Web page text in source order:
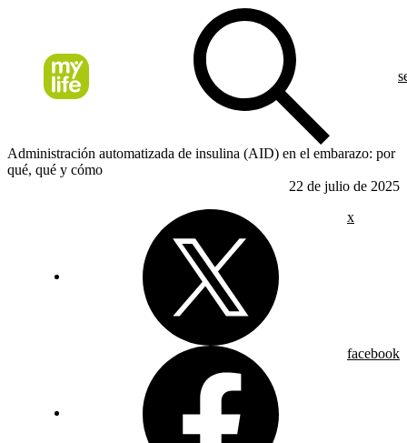
Administración automatizada de insulina (AID) en el embarazo: por
qué, qué y cómo
22 de julio de 2025
x
facebook